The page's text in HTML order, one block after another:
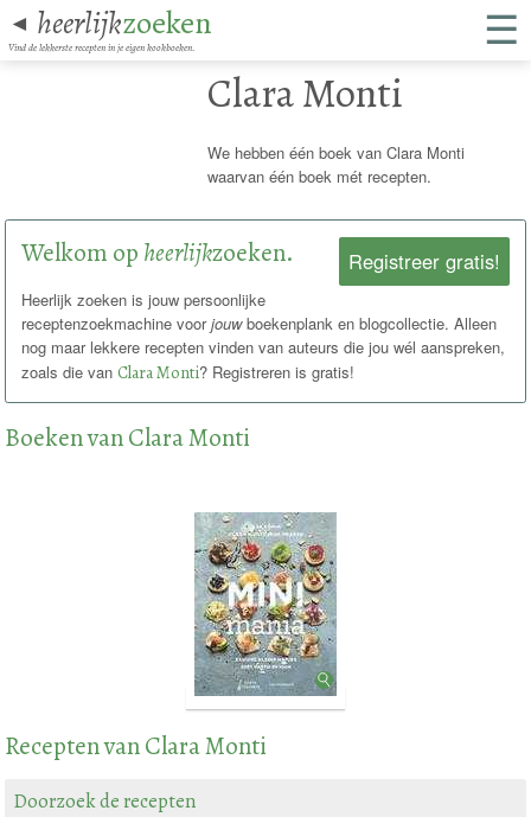
◄ heerlijkzoeken
Vind de lekkerste recepten in je eigen kookboeken. ☰
Clara Monti
We hebben één boek van Clara Monti
waarvan één boek mét recepten.
Registreer gratis!
Welkom op heerlijkzoeken.
Heerlijk zoeken is jouw persoonlijke
receptenzoekmachine voorjouwboekenplank en blogcollectie. Alleen
nog maar lekkere recepten vinden van auteurs die jou wél aanspreken,
zoals die vanClara Monti? Registreren is gratis!
Boeken van Clara Monti
Recepten van Clara Monti
Doorzoek de recepten